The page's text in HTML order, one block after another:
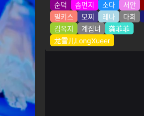
순덕
솜먼지 소다 서안
밀키스
모찌 레나 다희
김옥지
계집녀
龚菲菲
龙雪儿LongXueer